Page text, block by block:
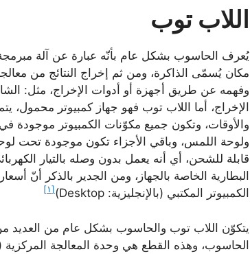
اللاب توب
يُعرف الحاسوب بشكل عام بأنّه عبارة عن آلة مبرمجة
مكان يُسمّى الذاكرة، ومن ثم إخراج النتائج من
وفهمه عن طريق أجهزة أو أدوات الإخراج، مثل:
الإخراج، أما اللاب توب فهو جهاز كمبيوتر محمول،
والأوقات، وتكون جميع مكوّنات الكمبيوتر موجودة
ولوحة اللمس، وباقي الأجزاء تكون موجودة تحت
قابلة للشحن، أي أنه يعمل بدون وصله بالتيار
البطارية الخاصة بالجهاز، ومن الجدير بالذكر أنّ
الكمبيوتر المكتبي (بالإنجليزية: Desktop)
[١]
يتكوّن اللاب توب والحاسوب بشكل عام من العديد من